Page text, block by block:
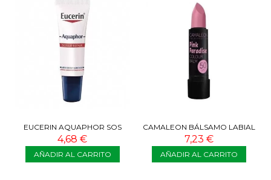
EUCERIN AQUAPHOR SOS
REGENERADOR LABIAL 10ML
4,68 €
AÑADIR AL CARRITO
CAMALEON BÁLSAMO LABIAL
PINK PARADISE SPF50
7,23 €
AÑADIR AL CARRITO